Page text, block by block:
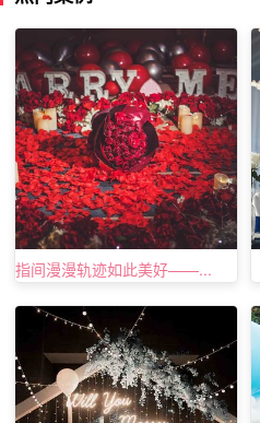
指间漫漫轨迹如此美好——...